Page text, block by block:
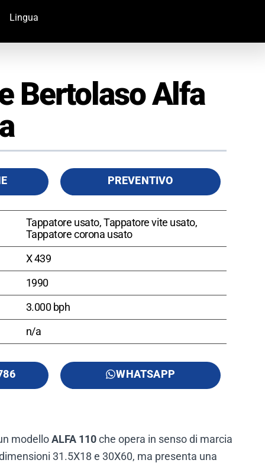
Lingua
Bertolaso Alfa
PREVENTIVO
Tappatore usato, Tappatore vite usato,
Tappatore corona usato
X 439
1990
3.000 bph
n/a
WHATSAPP
modelloALFA 110che opera in senso di marcia
31.5X18 e 30X60, ma presenta una